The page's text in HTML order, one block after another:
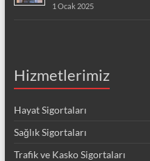
1 Ocak 2025
Hizmetlerimiz
Hayat Sigortaları
Sağlık Sigortaları
Trafik ve Kasko Sigortaları